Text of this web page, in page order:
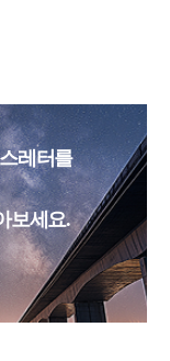
레터를
보세요.